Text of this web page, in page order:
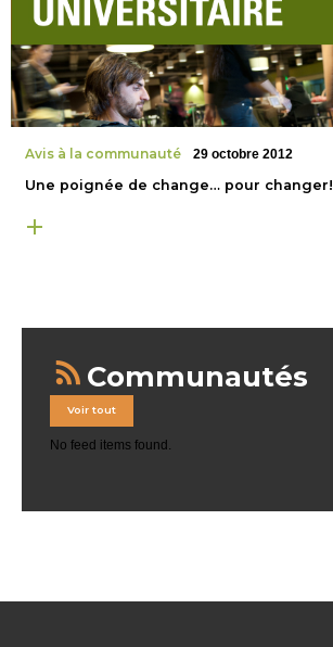
Avis à la communauté 29 octobre 2012
Une poignée de change… pour changer!
Communautés
Voir tout
No feed items found.